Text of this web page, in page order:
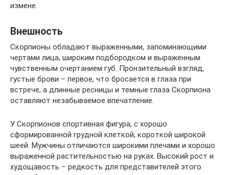
измене.
Внешность
Скорпионы обладают выраженными, запоминающими
чертами лица, широким подбородком и выраженным
чувственным очертанием губ. Пронзительный взгляд,
густые брови – первое, что бросается в глаза при
встрече, а длинные ресницы и темные глаза Скорпиона
оставляют незабываемое впечатление.
У Скорпионов спортивная фигура, с хорошо
сформированной грудной клеткой, короткой широкой
шеей. Мужчины отличаются широкими плечами и хорошо
выраженной растительностью на руках. Высокий рост и
худощавость – редкость для представителей этого